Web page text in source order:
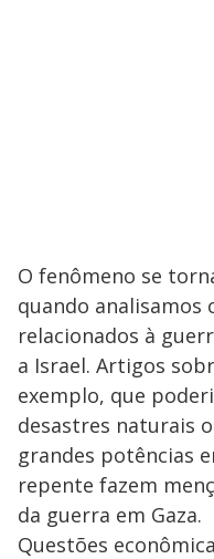
O fenômeno se
quando analisamos
relacionados à
a Israel. Artigos
exemplo, que
desastres naturais
grandes potências
repente fazem
da guerra em Gaza.
Questões